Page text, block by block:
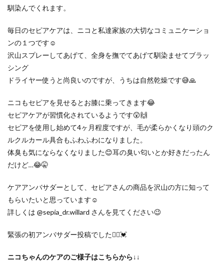
馴染んでくれます。
毎日のセピアケアは、ニコと私達家族の大切なコミュニケーショ
ンの１つです☺️
沢山スプレーしてあげて、全身を撫でてあげて馴染ませてブラッ
シング
ドライヤー使うと尚良いのですが、うちは自然乾燥です😅🙏
ニコもセピアを見せるとお膝に乗ってきます😂
セピアケアが習慣化されているようです😲🙌
セピアを使用し始めて4ヶ月程度ですが、毛が柔らかくなり頭のク
ルクルカール具合もふわふわになりました。
体臭も気にならなくなりました😊耳の臭い匂いとか好きだったん
だけど…😂🤫
ケアアンバサダーとして、セピアさんの商品を沢山の方に知って
もらいたいと思っています☺️
詳しくは @sepia_dr.willard さんを見てください😉
緊張の初アンバサダー投稿でした🙇‍♀️💓
ニコちゃんのケアのご様子はこちらから↓↓